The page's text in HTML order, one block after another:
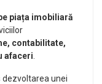
piața imobiliară
contabilitate,
afaceri
dezvoltarea unei